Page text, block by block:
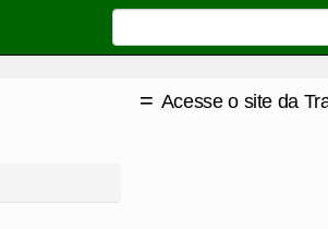
= Acesse o site da